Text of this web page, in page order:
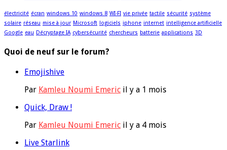
électricité écran windows 10 windows 8 WI-FI vie privée tactile sécurité système
solaire réseau mise à jour Microsoft logiciels iphone internet intelligence artificielle
Google eau Décryptage IA cybersécurité chercheurs batterie applications 3D
Quoi de neuf sur le forum?
Emojishive
Par Kamleu Noumi Emeric il y a 1 mois
Quick, Draw !
Par Kamleu Noumi Emeric il y a 4 mois
Live Starlink